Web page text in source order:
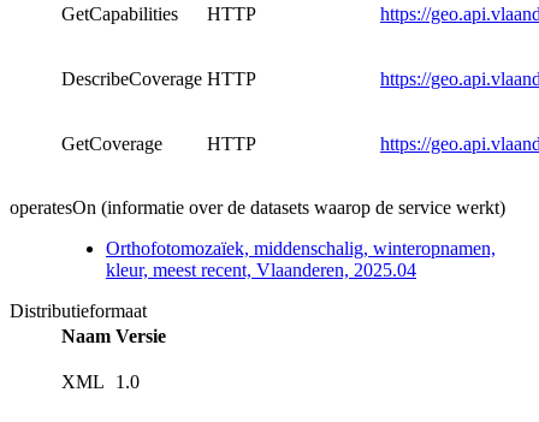
GetCapabilities HTTP https://
DescribeCoverage HTTP https://
GetCoverage HTTP https://
operatesOn (informatie over de datasets waarop de service werkt)
Orthofotomozaïek, middenschalig, winteropnamen,
kleur, meest recent, Vlaanderen, 2025.04
Distributieformaat
Naam Versie
XML 1.0